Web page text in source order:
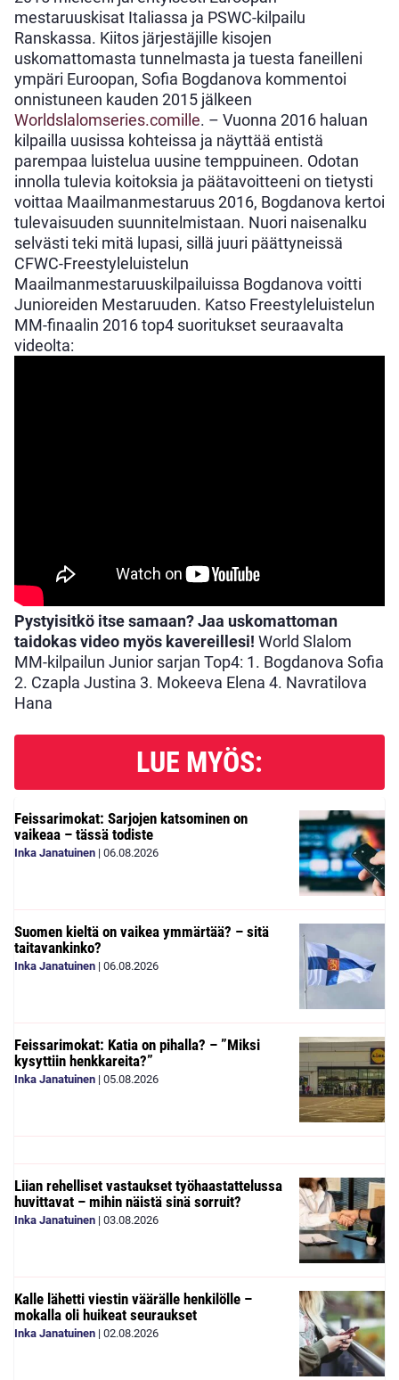
mestaruuskisat Italiassa ja PSWC-kilpailu
Ranskassa. Kiitos järjestäjille kisojen
uskomattomasta tunnelmasta ja tuesta faneilleni
ympäri Euroopan, Sofia Bogdanova kommentoi
onnistuneen kauden 2015 jälkeen
Worldslalomseries.comille. – Vuonna 2016 haluan
kilpailla uusissa kohteissa ja näyttää entistä
parempaa luistelua uusine temppuineen. Odotan
innolla tulevia koitoksia ja päätavoitteeni on tietysti
voittaa Maailmanmestaruus 2016, Bogdanova kertoi
tulevaisuuden suunnitelmistaan. Nuori naisenalku
selvästi teki mitä lupasi, sillä juuri päättyneissä
CFWC-Freestyleluistelun
Maailmanmestaruuskilpailuissa Bogdanova voitti
Junioreiden Mestaruuden. Katso Freestyleluistelun
MM-finaalin 2016 top4 suoritukset seuraavalta
videolta:
Pystyisitkö itse samaan? Jaa uskomattoman
taidokas video myös kavereillesi! World Slalom
MM-kilpailun Junior sarjan Top4: 1. Bogdanova Sofia
2. Czapla Justina 3. Mokeeva Elena 4. Navratilova
Hana
LUE MYÖS:
Feissarimokat: Sarjojen katsominen on
vaikeaa – tässä todiste
Inka Janatuinen | 06.08.2026
Suomen kieltä on vaikea ymmärtää? – sitä
taitavankinko?
Inka Janatuinen | 06.08.2026
Feissarimokat: Katia on pihalla? – ”Miksi
kysyttiin henkkareita?”
Inka Janatuinen | 05.08.2026
Liian rehelliset vastaukset työhaastattelussa
huvittavat – mihin näistä sinä sorruit?
Inka Janatuinen | 03.08.2026
Kalle lähetti viestin väärälle henkilölle –
mokalla oli huikeat seuraukset
Inka Janatuinen | 02.08.2026